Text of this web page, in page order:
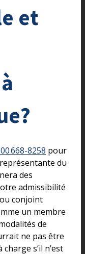
et
668-8258 pour
du
des
admissibilité
conjoint
un membre
de
ne pas être
s’il n’est